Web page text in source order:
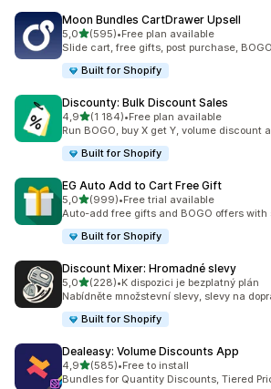
Moon Bundles CartDrawer Upsell
5,0z 5 hvězd
(595)
Celkový počet recenzí: 595
•Free plan available
Slide cart, free gifts, post purchase,
Built for Shopify
Discounty: Bulk Discount Sales
4,9z 5 hvězd
(1 184)
Celkový počet recenzí: 1184
•Free plan available
Run BOGO, buy X get Y, volume discount
Built for Shopify
EG Auto Add to Cart Free Gift
5,0z 5 hvězd
(999)
Celkový počet recenzí: 999
•Free trial available
Auto-add free gifts and BOGO offers
Built for Shopify
Discount Mixer: Hromadné slevy
5,0z 5 hvězd
(228)
Celkový počet recenzí: 228
•K dispozici je bezplatný plán
Nabídněte množstevní slevy, slevy na
Built for Shopify
Dealeasy: Volume Discounts App
4,9z 5 hvězd
(585)
Celkový počet recenzí: 585
•Free to install
Bundles for Quantity Discounts, Tiered